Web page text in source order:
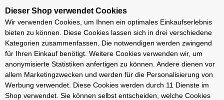
Unsere Filialen
E-Mountainbikes
E-Mountainbikes Hardtail
Dieser Shop verwendet Cookies
Wir verwenden Cookies, um Ihnen ein optimales Einkaufserlebnis
bieten zu können. Diese Cookies lassen sich in drei verschiedene
Kategorien zusammenfassen. Die notwendigen werden zwingend
für Ihren Einkauf benötigt. Weitere Cookies verwenden wir, um
anonymisierte Statistiken anfertigen zu können. Andere dienen vor
allem Marketingzwecken und werden für die Personalisierung von
Werbung verwendet. Diese Cookies werden durch 11 Dienste im
Shop verwendet. Sie können selbst entscheiden, welche Cookies